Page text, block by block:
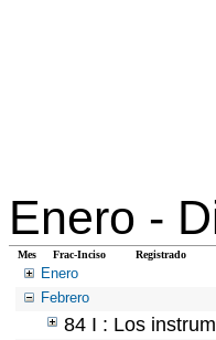
Enero -
Mes Frac-Inciso Registrado
Enero
Febrero
84 I : Los